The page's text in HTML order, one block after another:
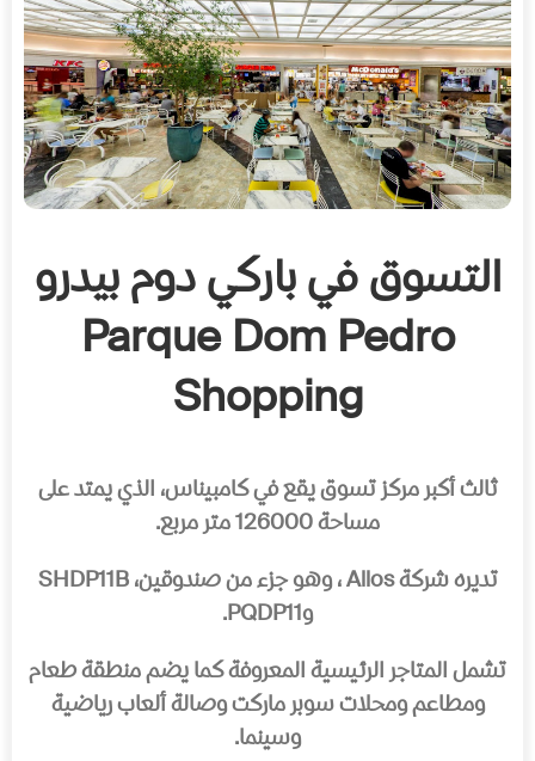
التسوق في باركي دوم بيدرو
Parque Dom Pedro
Shopping
ثالث أكبر مركز تسوق يقع في كامبيناس، الذي يمتد على
مساحة 126000 متر مربع.
تديره شركة Allos ، وهو جزء من صندوقين، SHDP11B
وPQDP11.
تشمل المتاجر الرئيسية المعروفة كما يضم منطقة طعام
ومطاعم ومحلات سوبر ماركت وصالة ألعاب رياضية
وسينما.